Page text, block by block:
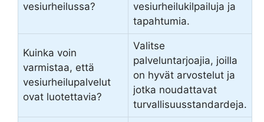
vesiurheilussa?
vesiurheilukilpailuja ja
tapahtumia.
Kuinka voin
varmistaa, että
vesiurheilupalvelut
ovat luotettavia?
Valitse
palveluntarjoajia, joilla
on hyvät arvostelut ja
jotka noudattavat
turvallisuusstandardeja.